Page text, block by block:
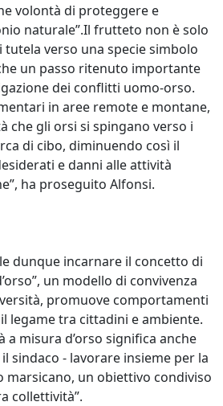
volontà di proteggere e
naturale”.Il frutteto non è solo
tutela verso una specie simbolo
un passo ritenuto importante
dei conflitti uomo-orso.
in aree remote e montane,
che gli orsi si spingano verso i
di cibo, diminuendo così il
e danni alle attività
ha proseguito Alfonsi.
dunque incarnare il concetto di
un modello di convivenza
promuove comportamenti
legame tra cittadini e ambiente.
a misura d’orso significa anche
sindaco - lavorare insieme per la
marsicano, un obiettivo condiviso
collettività”.